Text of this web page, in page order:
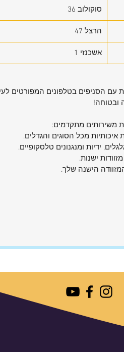
סוקולוב 36
הרצל 47
אשכנזי 1
עם הסניפים בטלפונים המפורטים
ובטוחה!
משירותים מתקדמים:
מכל הסוגים והגדלים.
ידיות ומנגנונים טלסקופיים.
ישנות.
הישנה שלך.